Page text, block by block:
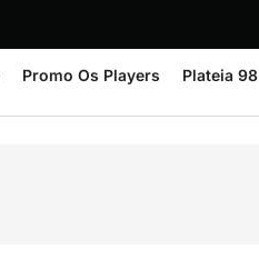
Promo Os Players Plateia 98